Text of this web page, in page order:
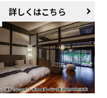
府）
大阪府）
）
県）
県）
詳しくはこちら